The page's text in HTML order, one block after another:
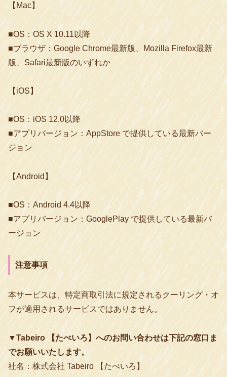
【Mac】
■OS：OS X 10.11以降
■ブラウザ：Google Chrome最新版、Mozilla Firefox最新
版、Safari最新版のいずれか
【iOS】
■OS：iOS 12.0以降
■アプリバージョン：AppStore で提供している最新バー
ジョン
【Android】
■OS：Android 4.4以降
■アプリバージョン：GooglePlay で提供している最新バ
ージョン
注意事項
本サービスは、特定商取引法に規定されるクーリング・オ
フが適用されるサービスではありません。
▼Tabeiro 【たべいろ】へのお問い合わせは下記の窓口ま
でお願いいたします。
社名：株式会社 Tabeiro 【たべいろ】